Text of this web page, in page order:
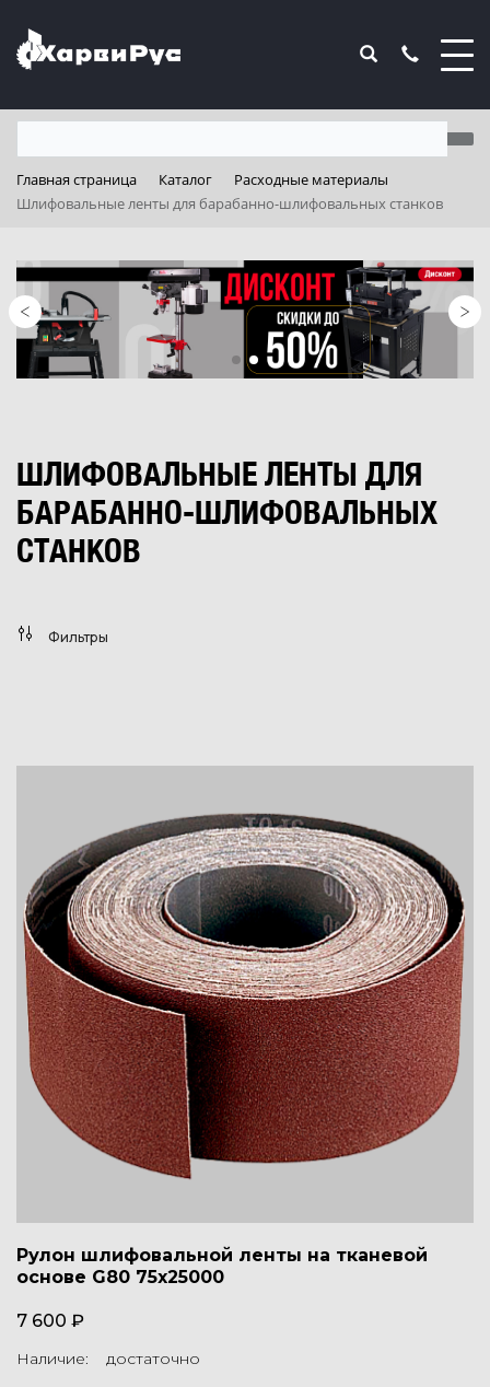
Главная страница Каталог
Расходные материалы
Шлифовальные ленты для барабанно-шлифовальных станков
ШЛИФОВАЛЬНЫЕ ЛЕНТЫ ДЛЯ
БАРАБАННО-ШЛИФОВАЛЬНЫХ
СТАНКОВ
Фильтры
Рулон шлифовальной ленты на тканевой
основе G80 75х25000
7 600 ₽
Наличие: достаточно